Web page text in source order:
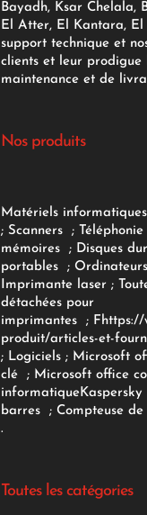
Bayadh, Ksar Chelala,
El Atter, El Kantara,
support technique et
clients et leur prodigue
maintenance et de
Nos produits
Matériels informatiques
; Scanners ; Téléphonie
mémoires
; Disques
portables
; Ordinateurs
Imprimante laser;
détachées pour
imprimantes
; F
produit/articles-et-
; Logiciels ; Microsoft
clé; Microsoft office
informatiqueKaspersky
barres
; Compteuse
.
Toutes les catégories